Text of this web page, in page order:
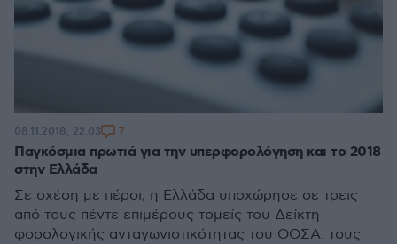
Παγκόσμια πρωτιά για την υπερφορολόγηση και το 2018
στην Ελλάδα
Σε σχέση με πέρσι, η Ελλάδα υποχώρησε σε τρεις
από τους πέντε επιμέρους τομείς του Δείκτη
φορολογικής ανταγωνιστικότητας του ΟΟΣΑ: τους
08.11.2018, 22:03 7